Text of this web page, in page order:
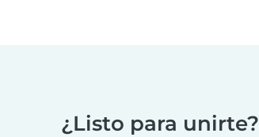
¿Listo para unirte?